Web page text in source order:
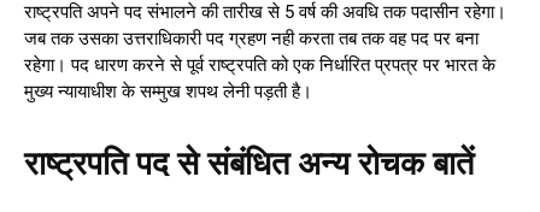
राष्ट्रपति अपने पद संभालने की तारीख से 5 वर्ष की अवधि तक पदासीन रहेगा।
जब तक उसका उत्तराधिकारी पद ग्रहण नही करता तब तक वह पद पर बना
रहेगा। पद धारण करने से पूर्व राष्ट्रपति को एक निर्धारित प्रपत्र पर भारत के
मुख्य न्यायाधीश के सम्मुख शपथ लेनी पड़ती है।
राष्ट्रपति पद से संबंधित अन्य रोचक बातें